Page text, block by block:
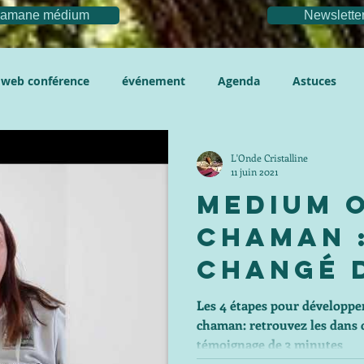
médium
web conférence événement Agenda Astuces
Medium
changé
Les 4 étapes pour
chaman: retrouvez les dans
témoignage de 3 minutes
L'Onde Cristalline
11 juin 2021